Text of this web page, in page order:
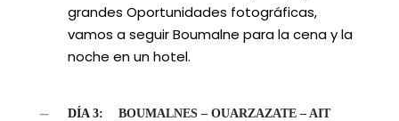
grandes Oportunidades fotográficas,
vamos a seguir Boumalne para la cena y la
noche en un hotel.
DÍA 3:
BOUMALNES – OUARZAZATE – AIT